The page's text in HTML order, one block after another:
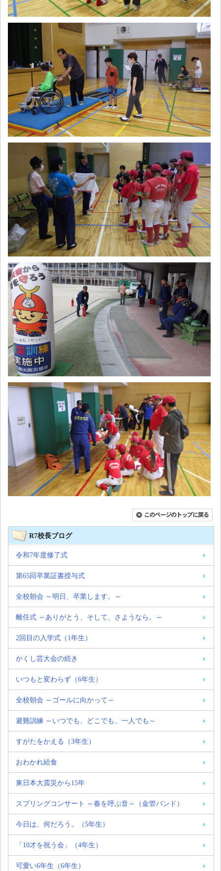
R7校長ブログ
令和7年度修了式
第65回卒業証書授与式
全校朝会 ～明日、卒業します。～
離任式 ～ありがとう、そして、さようなら。～
2回目の入学式（1年生）
かくし芸大会の続き
いつもと変わらず（6年生）
全校朝会 ～ゴールに向かって～
避難訓練 ～いつでも、どこでも、一人でも～
すがたをかえる（3年生）
おわかれ給食
東日本大震災から15年
スプリングコンサート ～春を呼ぶ音～（金管バンド）
今日は、何だろう。（5年生）
「10才を祝う会」（4年生）
可愛い6年生（6年生）